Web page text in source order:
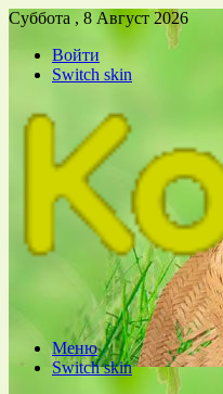
Суббота , 8 Август 2026
Войти
Switch skin
Меню
Switch skin